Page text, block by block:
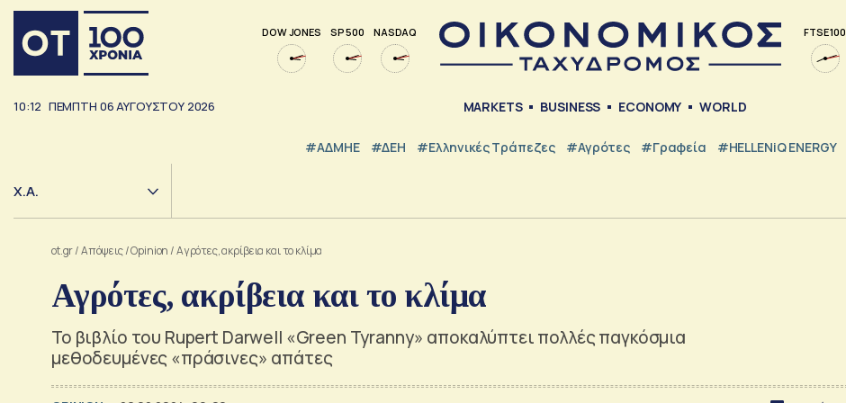
DOW JONES SP 500 NASDAQ FTSE 100
10:12 ΠΕΜΠΤΗ 06ΑΥΓΟΥΣΤΟΥ 2026 MARKETS BUSINESS ECONOMY WORLD
#ΑΔΜΗΕ #ΔΕΗ #ελληνικές Τράπεζες #Αγρότες #Γραφεία #HELLENiQ ENERGY
Χ.Α.
ot.gr/Απόψεις/Opinion /Αγρότες, ακρίβεια και το κλίμα
Αγρότες, ακρίβεια και το κλίμα
Το βιβλίο του Rupert Darwell «Green Tyranny» αποκαλύπτει πολλές παγκόσμια
μεθοδευμένες «πράσινες» απάτες